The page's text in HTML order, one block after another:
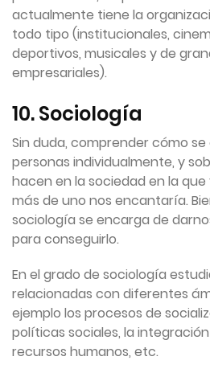
actualmente tiene la
todo tipo (institucionales,
deportivos, musicales y de
empresariales).
10. Sociología
Sin duda, comprender cómo
personas individualmente, y
hacen en la sociedad en la
más de uno nos encantaría.
sociología se encarga de
para conseguirlo.
En el grado de sociología
relacionadas con diferentes
ejemplo los procesos de
políticas sociales, la
recursos humanos, etc.